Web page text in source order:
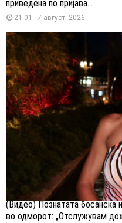
приведена по пријава...
21:01 - 7 август, 2026
(Видео) Познатата босанска
во одморот: „Отслужувам